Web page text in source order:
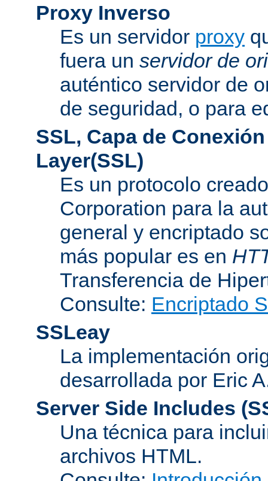
Proxy Inverso
Es un servidor proxy
fuera un servidor de
auténtico servidor de
de seguridad, o para
SSL, Capa de
Layer(SSL)
Es un protocolo
Corporation para la
general y encriptado
más popular es en
Transferencia de
Consulte: Encriptado
SSLeay
La implementación
desarrollada por Eric
Server Side Includes
Una técnica para
archivos HTML.